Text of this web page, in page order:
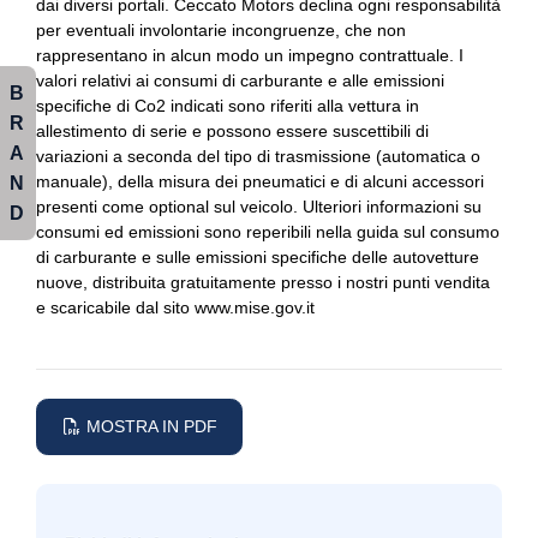
Maniglie esterne in tinta
Pacchetto
Paraurti in tinta
Personalizzazione colori esterni
Personalizzazioni linea e stile
Portabicchiere
Presa 12v aggiuntiva
Regolatore di velocità - cruise control
Rete divisoria
Fari automatici
Fari posteriori a led
Fissaggi isofix
Freno di stazionamento elettrico
Illuminazione abitacolo
Impianto audio
Impianto audio con touchscreen
Indicatore pressione pneumatici
Indicatori di direzione integrati negli specchietti retrovisori
dai diversi portali. Ceccato Motors declina ogni responsabilità
per eventuali involontarie incongruenze, che non
rappresentano in alcun modo un impegno contrattuale. I
valori relativi ai consumi di carburante e alle emissioni
specifiche di Co2 indicati sono riferiti alla vettura in
allestimento di serie e possono essere suscettibili di
variazioni a seconda del tipo di trasmissione (automatica o
manuale), della misura dei pneumatici e di alcuni accessori
presenti come optional sul veicolo. Ulteriori informazioni su
consumi ed emissioni sono reperibili nella guida sul consumo
di carburante e sulle emissioni specifiche delle autovetture
nuove, distribuita gratuitamente presso i nostri punti vendita
e scaricabile dal sito www.mise.gov.it
MOSTRA IN PDF
B
R
A
N
D